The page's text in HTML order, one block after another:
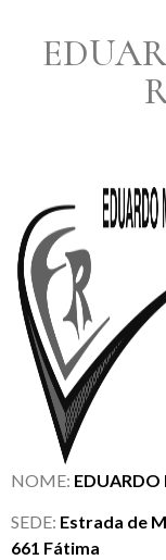
NOME: EDUARDO
SEDE: Estrada de
661 Fátima